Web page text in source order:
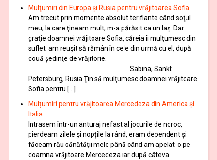
Mulţumiri din Europa și Rusia pentru vrăjitoarea Sofia
Am trecut prin momente absolut terifiante când soţul
meu, la care ţineam mult, m-a părăsit ca un laş. Dar
graţie doamnei vrăjitoare Sofia, căreia îi mulţumesc din
suflet, am reuşit să rămân în cele din urmă cu el, după
două şedinţe de vrăjitorie.
Sabina, Sankt
Petersburg, Rusia Ţin să mulţumesc doamnei vrăjitoare
Sofia pentru […]
Mulțumiri pentru vrăjitoarea Mercedeza din America și
Italia
Intrasem într-un anturaj nefast al jocurile de noroc,
pierdeam zilele și nopțile la rând, eram dependent și
făceam rău sănătății mele până când am apelat-o pe
doamna vrăjitoare Mercedeza iar după câteva